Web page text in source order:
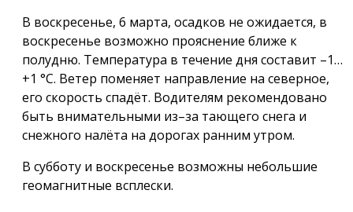
В воскресенье, 6 марта, осадков не ожидается, в
воскресенье возможно прояснение ближе к
полудню. Температура в течение дня составит –1…
+1 °С. Ветер поменяет направление на северное,
его скорость спадёт. Водителям рекомендовано
быть внимательными из–за тающего снега и
снежного налёта на дорогах ранним утром.
В субботу и воскресенье возможны небольшие
геомагнитные всплески.